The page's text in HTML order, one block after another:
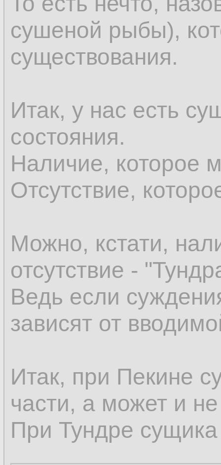
сушеной рыбы),
существования.
Итак, у нас есть
состояния.
Наличие, которое
Отсутствие,
Можно, кстати,
отсутствие -
Ведь если
зависят от
Итак, при Пекине
части, а может и
При Тундре сущика